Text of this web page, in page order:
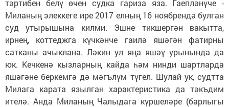
тәртибен белү өчен судка гариза яза. Гаепләнүче -
Миланың элеккеге ире 2017 елның 16 ноябрендә булган
суд утырышына килми. Эшне тикшергән вакытта,
ирнең, коттеджга күчкәнче гаилә яшәгән фатирны
сатканы ачыклана. Ләкин ул яңа яшәү урынында да
юк. Кечкенә кызларның кайда һәм нинди шартларда
яшәгәне беркемгә дә мәгълүм түгел. Шулай ук, судтта
Милага карата язылган характеристика да тәкъдим
ителә. Анда Миланың Чалыдага күршеләре (барлыгы